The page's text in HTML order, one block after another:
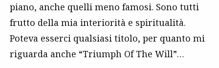
piano, anche quelli meno famosi. Sono tutti
frutto della mia interiorità e spiritualità.
Poteva esserci qualsiasi titolo, per quanto mi
riguarda anche “Triumph Of The Will”…